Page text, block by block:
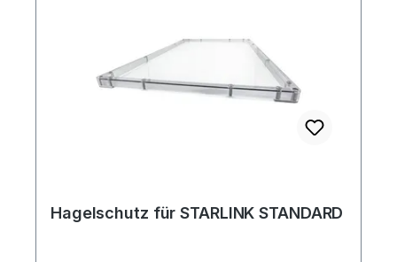
Hagelschutz für STARLINK STANDARD